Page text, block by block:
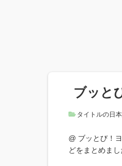
ブッと
タイトルの日
@ ブッとび！
どをまとめまし